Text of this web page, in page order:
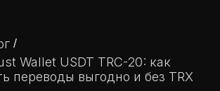
/
Wallet USDT TRC-20: как
переводы выгодно и без TRX